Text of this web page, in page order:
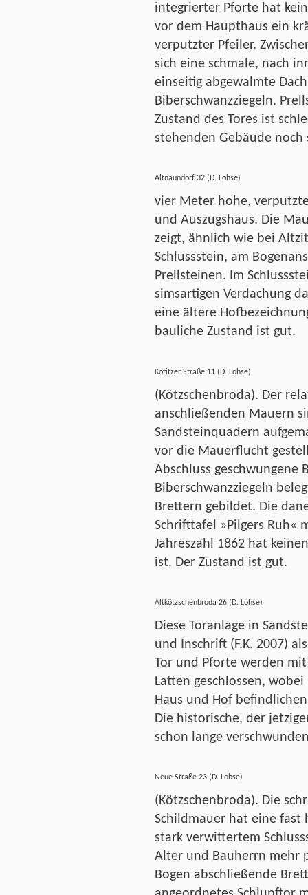
integrierter Pforte hat
vor dem Haupthaus ein
verputzter Pfeiler.
sich eine schmale, nach
einseitig abgewalmte
Biberschwanzziegeln.
Zustand des Tores ist
stehenden Gebäude noch
Altnaundorf 32 (D. Lohse)
vier Meter hohe,
und Auszugshaus. Die
zeigt, ähnlich wie bei
Schlussstein, am
Prellsteinen. Im
simsartigen Verdachung
eine ältere
bauliche Zustand ist gut.
Kötitzer Straße 11 (D. Lohse)
(Kötzschenbroda). Der
anschließenden Mauern
Sandsteinquadern
vor die Mauerflucht
Abschluss geschwungene
Biberschwanzziegeln
Brettern gebildet. Die
Schrifttafel »Pilgers Ruh«
Jahreszahl 1862 hat
ist. Der Zustand ist gut.
Altkötzschenbroda 26 (D. Lohse)
Diese Toranlage in
und Inschrift (F.K. 2007)
Tor und Pforte werden
Latten geschlossen,
Haus und Hof
Die historische, der
schon lange
Neue Straße 23 (D. Lohse)
(Kötzschenbroda). Die
Schildmauer hat eine
stark verwittertem
Alter und Bauherrn mehr
Bogen abschließende